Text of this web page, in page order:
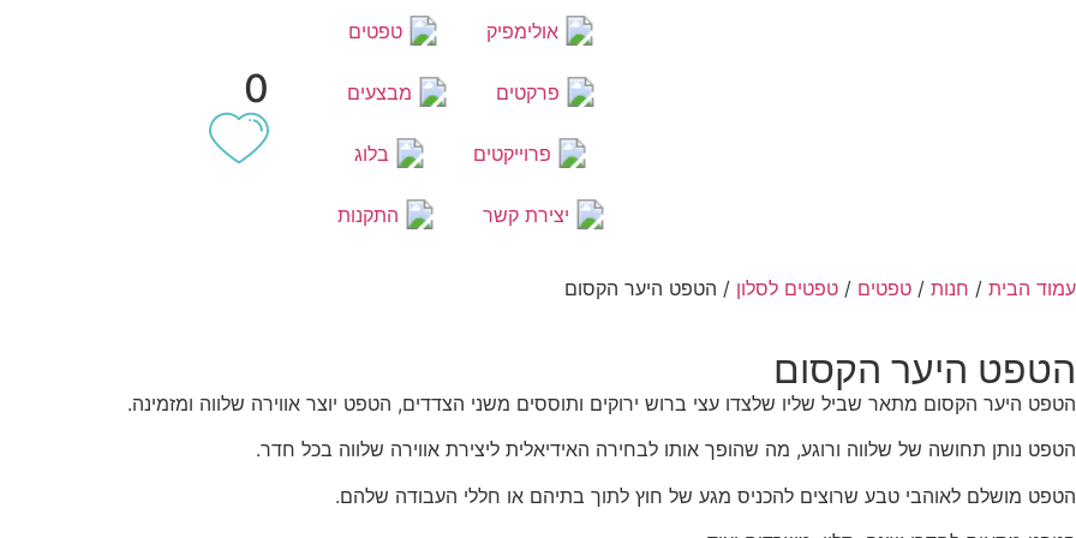
אולימפיק טפטים
פרקטים מבצעים
פרוייקטים בלוג
יצירת קשר התקנות
0
עמוד הבית / חנות / טפטים / טפטים לסלון / הטפט היער הקסום
הטפט היער הקסום
הטפט היער הקסום מתאר שביל שליו שלצדו עצי ברוש ​​ירוקים ותוססים משני הצדדים, הטפט יוצר אווירה שלווה ומזמינה.
הטפט נותן תחושה של שלווה ורוגע, מה שהופך אותו לבחירה האידיאלית ליצירת אווירה שלווה בכל חדר.
הטפט מושלם לאוהבי טבע שרוצים להכניס מגע של חוץ לתוך בתיהם או חללי העבודה שלהם.